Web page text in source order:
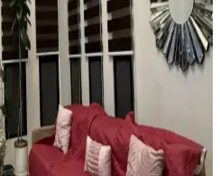
Uyumu ve UV
Detaylı Rehber
zararlarını önlemek için alan halısı
filmi kullanımı önemlidir. Oval
alanlarda ise suyu tutan tepsiler